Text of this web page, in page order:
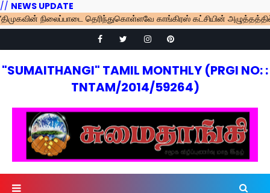
// NEWS UPDATE
நிலைப்பாடை தெரிந்துகொள்ளவே காங்கிரஸ் கட்சியின் அழுத்தத்தில்
"SUMAITHANGI" TAMIL MONTHLY (PRGI NO: :
TNTAM/2014/59264)